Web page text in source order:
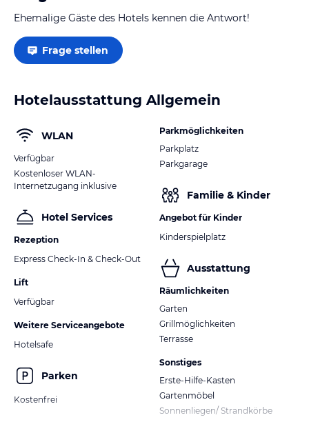
Ehemalige Gäste des Hotels kennen die Antwort!
Frage stellen
Hotelausstattung Allgemein
WLAN
Verfügbar
Kostenloser WLAN-
Internetzugang inklusive
Hotel Services
Rezeption
Express Check-In & Check-Out
Lift
Verfügbar
Weitere Serviceangebote
Hotelsafe
Parken
Kostenfrei
Parkmöglichkeiten
Parkplatz
Parkgarage
Familie & Kinder
Angebot für Kinder
Kinderspielplatz
Ausstattung
Räumlichkeiten
Garten
Grillmöglichkeiten
Terrasse
Sonstiges
Erste-Hilfe-Kasten
Gartenmöbel
Sonnenliegen/ Strandkörbe